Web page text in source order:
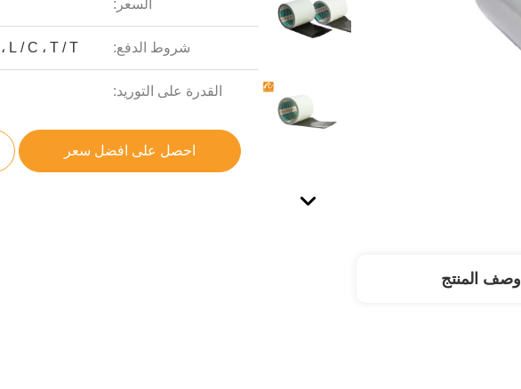
السعر:
شروط الدفع: L / C ، T / T ، ويسترن يونيون ، موني جرام
القدرة على التوريد:
احصل على افضل سعر
وصف المنتج